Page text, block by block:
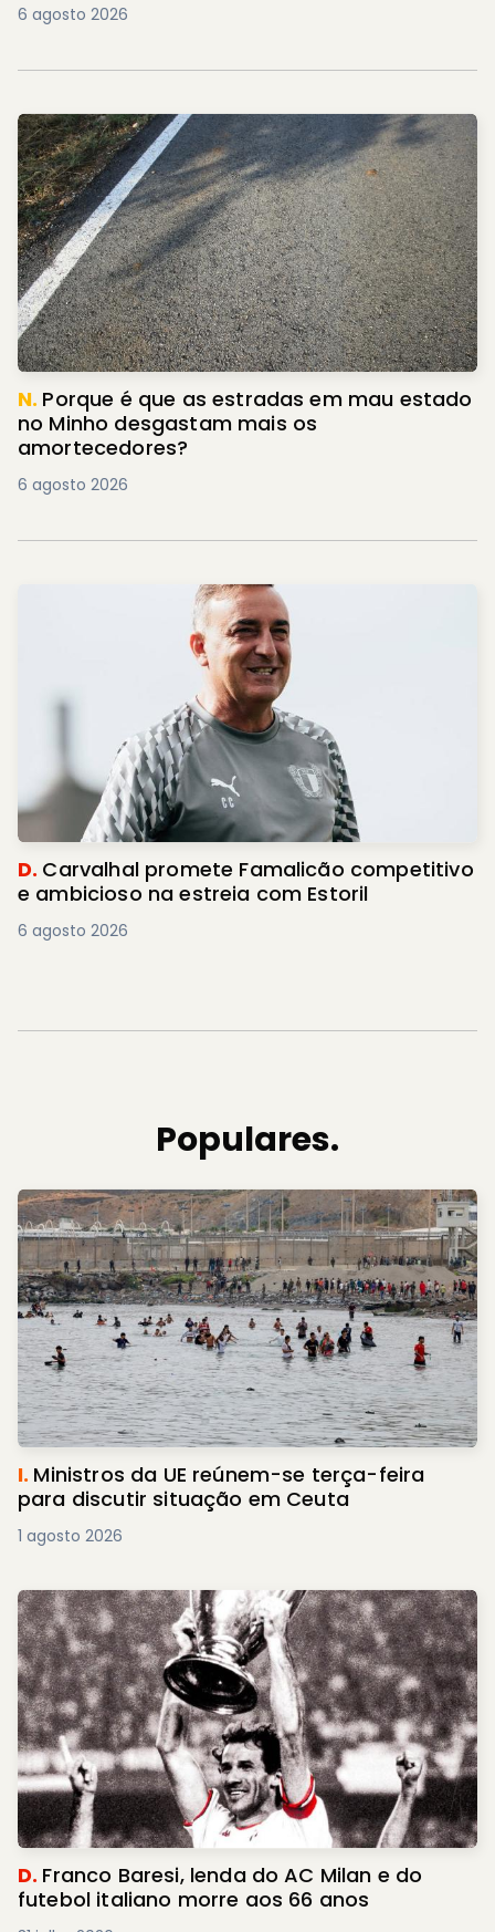
6 agosto 2026
N. Porque é que as estradas em mau estado
no Minho desgastam mais os
amortecedores?
6 agosto 2026
D. Carvalhal promete Famalicão competitivo
e ambicioso na estreia com Estoril
6 agosto 2026
Populares.
I. Ministros da UE reúnem-se terça-feira
para discutir situação em Ceuta
1 agosto 2026
D. Franco Baresi, lenda do AC Milan e do
futebol italiano morre aos 66 anos